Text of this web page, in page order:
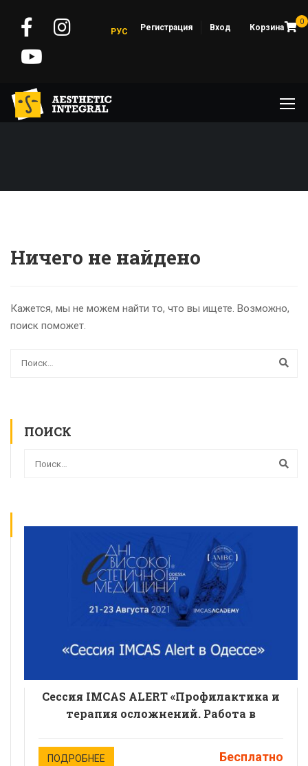
0
Регистрация Вход Корзина
РУС
Ничего не найдено
Кажется, мы не можем найти то, что вы ищете. Возможно,
поиск поможет.
ПОИСК
Сессия IMCAS ALERT «Профилактика и
терапия осложнений. Работа в
эстетической медицины».
ПОДРОБНЕЕ Бесплатно